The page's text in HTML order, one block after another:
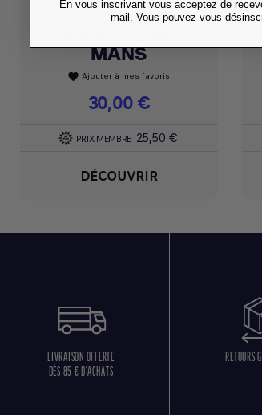
Achat express
CASQUETTE
MANS
favorite Ajouter à mes favoris
Prix
30,00 €
PRIX MEMBRE 25,50 €
DÉCOUVRIR
LIVRAISON OFFERTE
DÈS 85 € D'ACHATS
RETOURS
En vous inscrivant vous acceptez de
mail. Vous pouvez vous